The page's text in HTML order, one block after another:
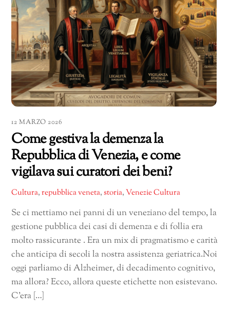
12 MARZO 2026
Come gestiva la demenza la
Repubblica di Venezia, e come
vigilava sui curatori dei beni?
Cultura,repubblica veneta,storia,Venezie Cultura
Se ci mettiamo nei panni di un veneziano del tempo, la
gestione pubblica dei casi di demenza e di follia era
molto rassicurante . Era un mix di pragmatismo e carità
che anticipa di secoli la nostra assistenza geriatrica.Noi
oggi parliamo di Alzheimer, di decadimento cognitivo,
ma allora? Ecco, allora queste etichette non esistevano.
C’era […]